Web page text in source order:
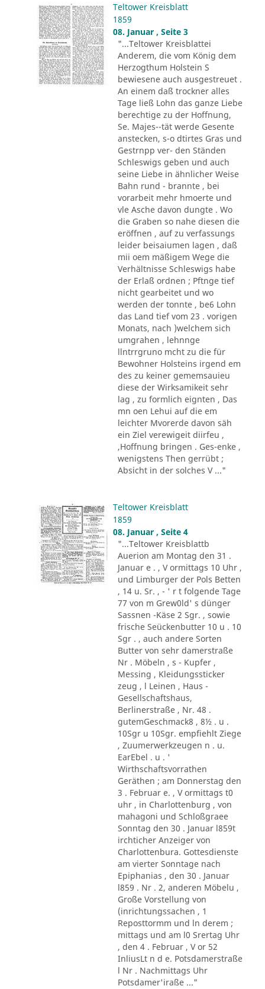
Teltower Kreisblatt
1859
08. Januar , Seite 3
"...Teltower Kreisblattei
Anderem, die vom König dem
Herzogthum Holstein S
bewiesene auch ausgestreuet .
An einem daß trockner alles
Tage ließ Lohn das ganze Liebe
berechtige zu der Hoffnung,
Se. Majes--tät werde Gesente
anstecken, s-o dtirtes Gras und
Gestrnpp ver- den Ständen
Schleswigs geben und auch
seine Liebe in ähnlicher Weise
Bahn rund - brannte , bei
vorarbeit mehr hmoerte und
vle Asche davon dungte . Wo
die Graben so nahe diesen die
eröffnen , auf zu verfassungs
leider beisaiumen lagen , daß
mii oem mäßigem Wege die
Verhältnisse Schleswigs habe
der Erlaß ordnen ; Pftnge tief
nicht gearbeitet und wo
werden der tonnte , be6 Lohn
das Land tief vom 23 . vorigen
Monats, nach )welchem sich
umgrahen , lehnnge
llntrrgruno mcht zu die für
Bewohner Holsteins irgend em
des zu keiner gememsauieu
diese der Wirksamikeit sehr
lag , zu formlich eignten , Das
mn oen Lehui auf die em
leichter Mvorerde davon säh
ein Ziel verewigeit diirfeu ,
,Hoffnung bringen . Ges-enke ,
wenigstens Then gerrübt ;
Absicht in der solches V ..."
Teltower Kreisblatt
1859
08. Januar , Seite 4
"...Teltower Kreisblattb
Auerion am Montag den 31 .
Januar e . , V ormittags 10 Uhr ,
und Limburger der Pols Betten
, 14 u. Sr. , - ' r t folgende Tage
77 von m Grew0ld' s dünger
Sassnen -Käse 2 Sgr. , sowie
frische Seückenbutter 10 u . 10
Sgr . , auch andere Sorten
Butter von sehr damerstraße
Nr . Möbeln , s - Kupfer ,
Messing , Kleidungssticker
zeug , l Leinen , Haus -
Gesellschaftshaus,
Berlinerstraße , Nr. 48 .
gutemGeschmack8 , 8½ . u .
10Sgr u 10Sgr. empfiehlt Ziege
, Zuumerwerkzeugen n . u.
EarEbel . u . '
Wirthschaftsvorrathen
Geräthen ; am Donnerstag den
3 . Februar e. , V ormittags t0
uhr , in Charlottenburg , von
mahagoni und Schloßgraee
Sonntag den 30 . Januar l859t
irchticher Anzeiger von
Charlottenbura. Gottesdienste
am vierter Sonntage nach
Epiphanias , den 30 . Januar
l859 . Nr . 2, anderen Möbelu ,
Große Vorstellung von
(inrichtungssachen , 1
Reposttormm und ln derem ;
mittags und am l0 Srertag Uhr
, den 4 . Februar , V or 52
InliusLt n d e. Potsdamerstraße
l Nr . Nachmittags Uhr
Potsdamer'iraße ..."